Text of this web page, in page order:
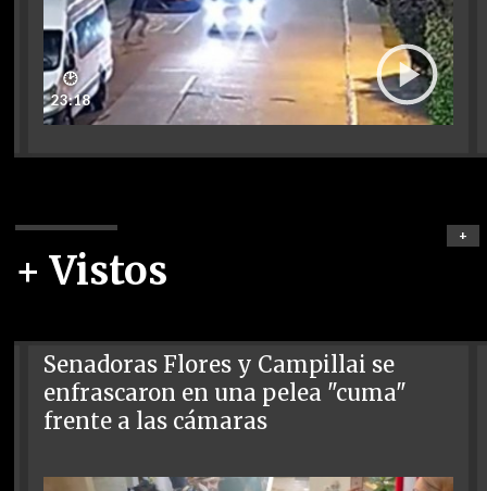
🕑
23:18
+ Vistos
+
Senadoras Flores y Campillai se
enfrascaron en una pelea "cuma"
frente a las cámaras